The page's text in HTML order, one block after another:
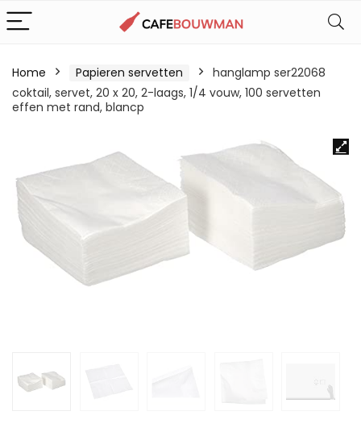
Home Papieren servetten
hanglamp ser22068
coktail, servet, 20 x 20, 2-laags, 1/4 vouw, 100 servetten
effen met rand, blancp